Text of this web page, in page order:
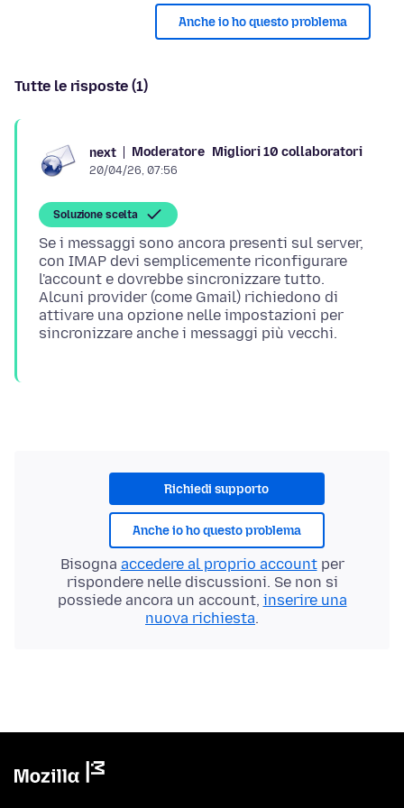
Anche io ho questo problema
Tutte le risposte (1)
next Moderatore Migliori 10 collaboratori
20/04/26, 07:56
Soluzione scelta
Se i messaggi sono ancora presenti sul server,
con IMAP devi semplicemente riconfigurare
l'account e dovrebbe sincronizzare tutto.
Alcuni provider (come Gmail) richiedono di
attivare una opzione nelle impostazioni per
Richiedi supporto
Anche io ho questo problema
Bisogna accedere al proprio accountper
rispondere nelle discussioni. Se non si
possiede ancora un account, inserire una
nuova richiesta.